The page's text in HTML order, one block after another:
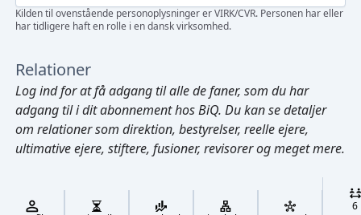
Cmd/Ctrl + K
Kilden til ovenstående personoplysninger er VIRK/CVR. Personen har eller
har tidligere haft en rolle i en dansk virksomhed.
Relationer
Log indfor at få adgang til alle de faner, som du har
adgang til i dit abonnement hos BiQ. Du kan se detaljer
om relationer som direktion, bestyrelser, reelle ejere,
ultimative ejere, stiftere, fusioner, revisorer og meget mere.
6